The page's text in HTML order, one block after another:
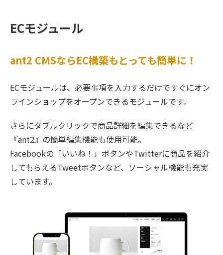
ECモジュール
ant2 CMSならEC構築もとっても簡単に！
ECモジュールは、必要事項を入力するだけですぐにオン
ラインショップをオープンできるモジュールです。
さらにダブルクリックで商品詳細を編集できるなど
『ant2』の簡単編集機能も使用可能。
Facebookの「いいね！」ボタンやTwitterに商品を紹介
してもらえるTweetボタンなど、ソーシャル機能も充実
しています。